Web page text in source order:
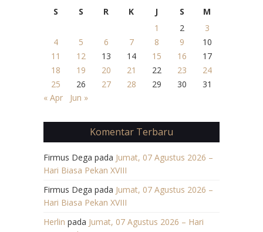
S
S R K J S
M
1
2
3
4
5 6 7 8 9
10
11
12 13 14 15 16
17
18
19 20 21 22 23
24
25
26 27 28 29 30
31
« Apr
Jun »
Komentar Terbaru
Firmus Dega pada Jumat, 07 Agustus 2026 –
Hari Biasa Pekan XVIII
Firmus Dega pada Jumat, 07 Agustus 2026 –
Hari Biasa Pekan XVIII
Herlin pada Jumat, 07 Agustus 2026 – Hari